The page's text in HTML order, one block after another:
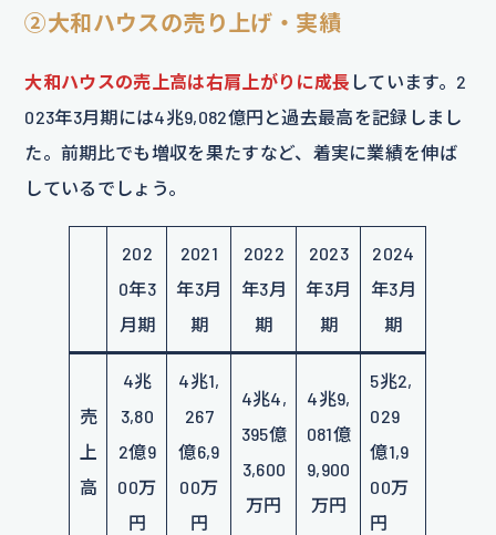
②大和ハウスの売り上げ・実績
大和ハウスの売上高は右肩上がりに成長 しています。2
023年3月期には4兆9,082億円と過去最高を記録しまし
た。前期比でも増収を果たすなど、着実に業績を伸ば
しているでしょう。
202
0年3
月期
2021
年3月
期
2022
年3月
期
2023
年3月
期
2024
年3月
期
売
上
高
4兆
3,80
2億9
00万
円
4兆1,
267
億6,9
00万
円
4兆4,
395億
3,600
万円
4兆9,
081億
9,900
万円
5兆2,
029
億1,9
00万
円